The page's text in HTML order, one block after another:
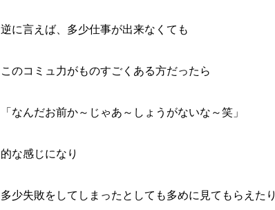
逆に言えば、多少仕事が出来なくても
このコミュ力がものすごくある方だったら
「なんだお前か～じゃあ～しょうがないな～笑」
的な感じになり
多少失敗をしてしまったとしても多めに見てもらえたり